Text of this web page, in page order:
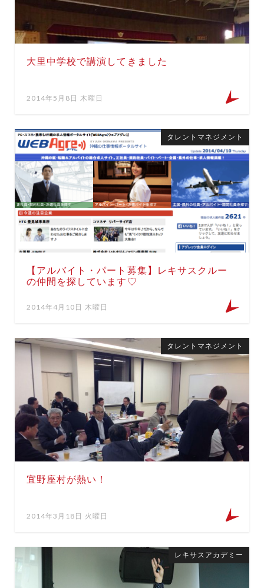
大里中学校で講演してきました
2014年5月8日 木曜日
【アルバイト・パート募集】レキサスクルー
の仲間を探しています♡
2014年4月10日 木曜日
タレントマネジメント
宜野座村が熱い！
2014年3月18日 火曜日
タレントマネジメント
レキサスアカデミー